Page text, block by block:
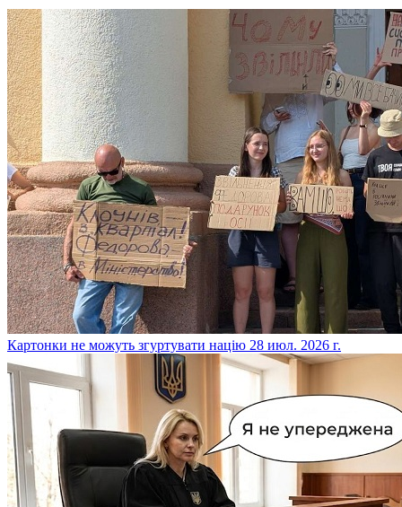
​Картонки не можуть згуртувати націю 28 июл. 2026 г.